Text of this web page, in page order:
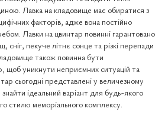
Лавка на кладовище має обиратися з
факторів, адже вона постійно
Лавки на цвинтар повинні гарантовано
пекуче літнє сонце та різкі перепади
також повинна бути
щоб уникнути неприємних ситуацій та
сьогодні представлені у величезному
ідеальний варіант для будь-якого
стилю меморіального комплексу.